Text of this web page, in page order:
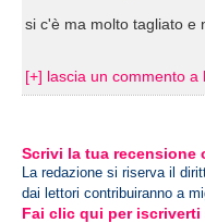
si c'è ma molto tagliato e
[+] lascia un commento a
Scrivi la tua recensione
La redazione si riserva il
dai lettori contribuiranno a
Fai clic qui per iscriverti